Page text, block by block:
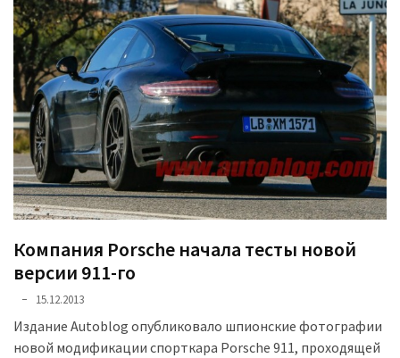
Компания Porsche начала тесты новой
версии 911-го
15.12.2013
Издание Autoblog опубликовало шпионские фотографии
новой модификации спорткара Porsche 911, проходящей